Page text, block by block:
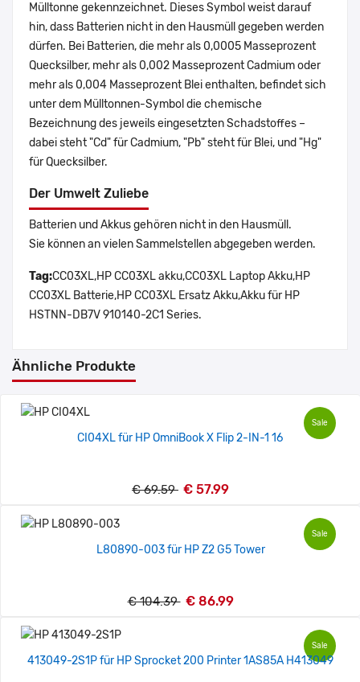
Mülltonne gekennzeichnet. Dieses Symbol weist darauf
hin, dass Batterien nicht in den Hausmüll gegeben werden
dürfen. Bei Batterien, die mehr als 0,0005 Masseprozent
Quecksilber, mehr als 0,002 Masseprozent Cadmium oder
mehr als 0,004 Masseprozent Blei enthalten, befindet sich
unter dem Mülltonnen-Symbol die chemische
Bezeichnung des jeweils eingesetzten Schadstoffes –
dabei steht "Cd" für Cadmium, "Pb" steht für Blei, und "Hg"
für Quecksilber.
Der Umwelt Zuliebe
Batterien und Akkus gehören nicht in den Hausmüll.
Sie können an vielen Sammelstellen abgegeben werden.
Tag:CC03XL,HP CC03XL akku,CC03XL Laptop Akku,HP
CC03XL Batterie,HP CC03XL Ersatz Akku,Akku für HP
HSTNN-DB7V 910140-2C1 Series.
Ähnliche Produkte
Sale
CI04XL für HP OmniBook X Flip 2-IN-1 16
€ 69.59 € 57.99
Sale
L80890-003 für HP Z2 G5 Tower
€ 104.39 € 86.99
Sale
413049-2S1P für HP Sprocket 200 Printer 1AS85A H413049